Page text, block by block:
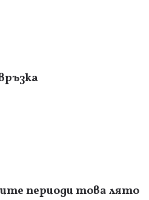
периоди това лято